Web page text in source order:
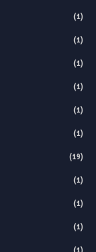
(1)
(1)
(1)
(1)
(1)
(1)
(19)
(1)
(1)
(1)